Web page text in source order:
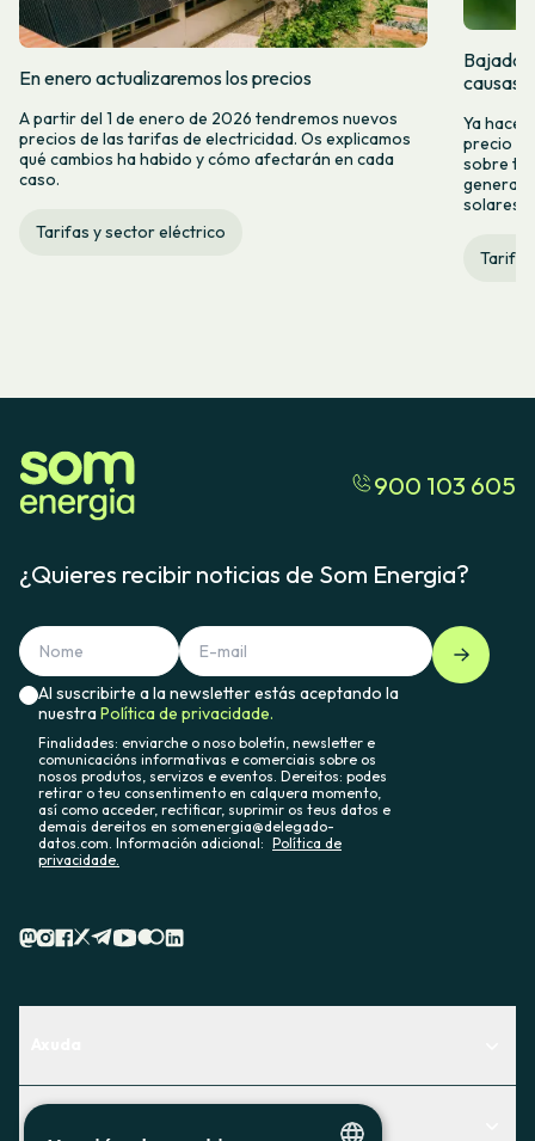
En enero actualizaremos los precios
A partir del 1 de enero de 2026 tendremos nuevos
precios de las tarifas de electricidad. Os explicamos
qué cambios ha habido y cómo afectarán en cada
caso.
Tarifas y sector eléctrico
Bajada
causas
Ya hace
precio
sobre
genera a
solares
900 103 605
¿Quieres recibir noticias de Som Energia?
Al suscribirte a la newsletter estás aceptando la
nuestraPolítica de privacidade.
Finalidades: enviarche o noso boletín, newsletter e
comunicacións informativas e comerciais sobre os
nosos produtos, servizos e eventos. Dereitos: podes
retirar o teu consentimento en calquera momento,
así como acceder, rectificar, suprimir os teus datos e
demais dereitos en somenergia@delegado-
datos.com. Información adicional: Política de
privacidade.